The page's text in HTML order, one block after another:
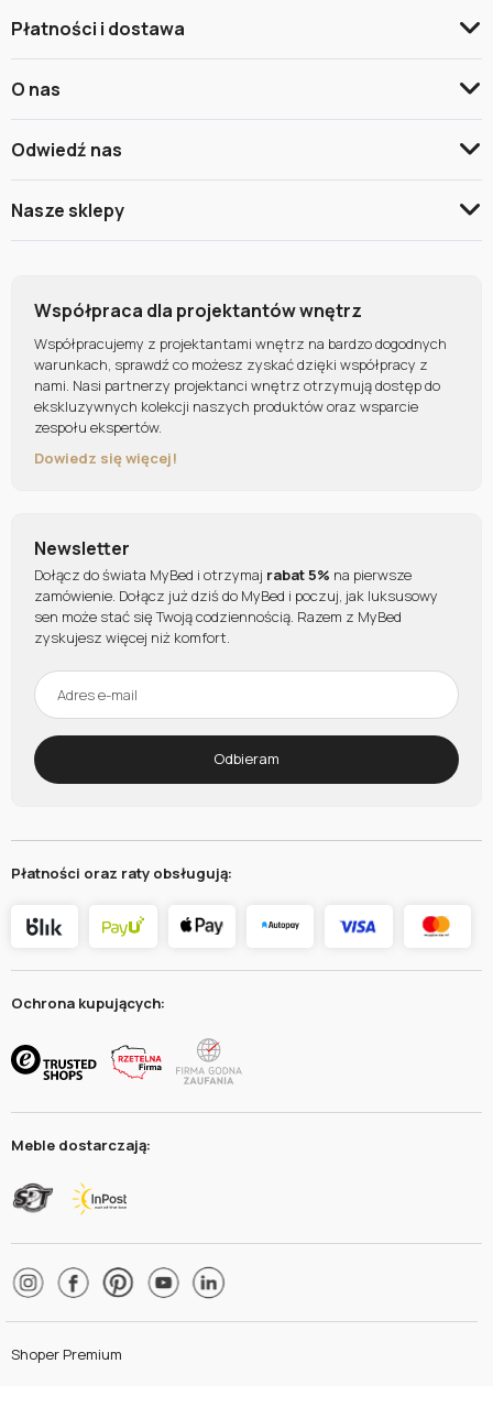
Płatności i dostawa
O nas
Odwiedź nas
Nasze sklepy
Współpraca dla projektantów wnętrz
Współpracujemy z projektantami wnętrz na bardzo dogodnych
warunkach, sprawdź co możesz zyskać dzięki współpracy z
nami. Nasi partnerzy projektanci wnętrz otrzymują dostęp do
ekskluzywnych kolekcji naszych produktów oraz wsparcie
zespołu ekspertów.
Dowiedz się więcej!
Newsletter
Dołącz do świata MyBed i otrzymaj rabat 5% na pierwsze
zamówienie. Dołącz już dziś do MyBed i poczuj, jak luksusowy
sen może stać się Twoją codziennością. Razem z MyBed
zyskujesz więcej niż komfort.
Odbieram
Płatności oraz raty obsługują:
Ochrona kupujących:
Meble dostarczają:
Shoper Premium